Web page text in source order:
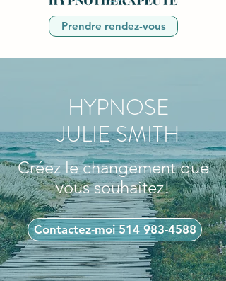
Prendre rendez-vous
HYPNOSE
JULIE SMITH
Créez le changement que
vous souhaitez!
Contactez-moi 514 983-4588